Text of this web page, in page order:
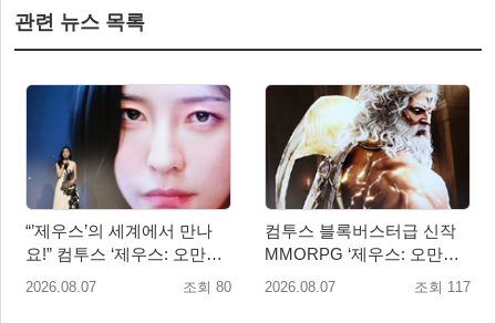
관련 뉴스 목록
“’제우스’의 세계에서 만나
요!” 컴투스 ‘제우스: 오만의
신’ 쇼케이스 찾은 배우 박지
2026.08.07 조회 80
컴투스 블록버스터급 신작
MMORPG ‘제우스: 오만의
신’, 8월 26일 출시!
2026.08.07 조회 117